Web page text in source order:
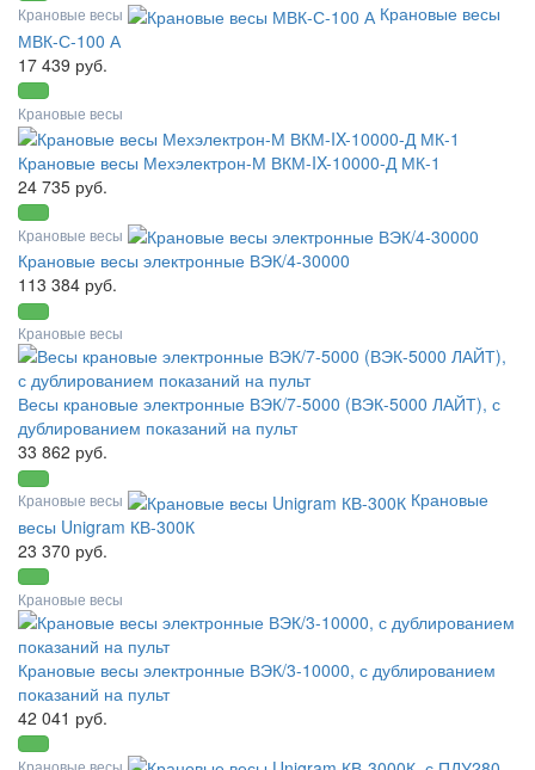
Крановые весы
Крановые весы
МВК-С-100 А
17 439 руб.
Крановые весы
Крановые весы Мехэлектрон-М ВКМ-IX-10000-Д МК-1
24 735 руб.
Крановые весы
Крановые весы электронные ВЭК/4-30000
113 384 руб.
Крановые весы
Весы крановые электронные ВЭК/7-5000 (ВЭК-5000 ЛАЙТ), с
дублированием показаний на пульт
33 862 руб.
Крановые весы
Крановые
весы Unigram КВ-300К
23 370 руб.
Крановые весы
Крановые весы электронные ВЭК/3-10000, с дублированием
показаний на пульт
42 041 руб.
Крановые весы